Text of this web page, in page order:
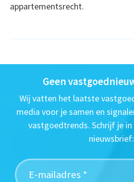
appartementsrecht.
Geen
Wij vatten het laatste
media voor je samen en
vastgoedtrends. Schrijf je
nieuwsbrief: